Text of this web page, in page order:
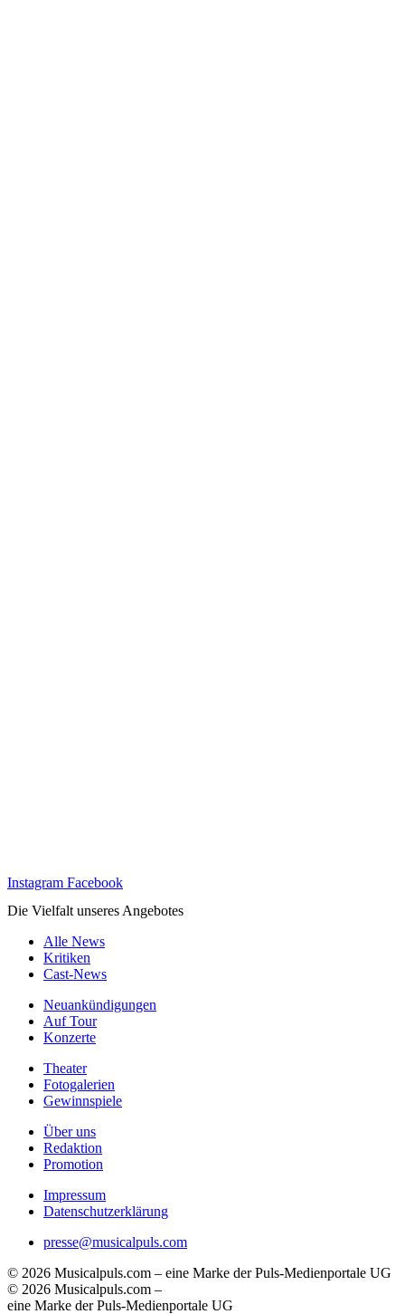
Instagram Facebook
Die Vielfalt unseres Angebotes
Alle News
Kritiken
Cast-News
Neuankündigungen
Auf Tour
Konzerte
Theater
Fotogalerien
Gewinnspiele
Über uns
Redaktion
Promotion
Impressum
Datenschutzerklärung
presse@musicalpuls.com
© 2026 Musicalpuls.com – eine Marke der Puls-Medienportale UG
© 2026 Musicalpuls.com –
eine Marke der Puls-Medienportale UG